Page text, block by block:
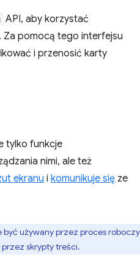
API, aby korzystać
Za pomocą tego interfejsu
i przenosić karty
tylko funkcje
nimi, ale też
ekranu i komunikuje się ze
być używany przez proces roboczy
przez skrypty treści.